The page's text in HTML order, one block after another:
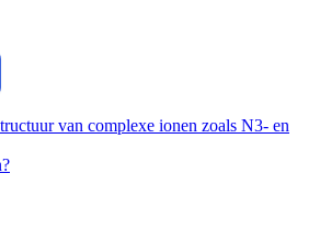
van complexe ionen zoals N3- en